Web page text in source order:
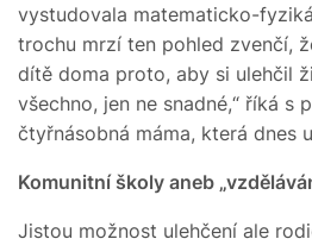
vystudovala matematicko-
trochu mrzí ten pohled zvenčí,
dítě doma proto, aby si ulehčil
všechno, jen ne snadné,“ říká s
čtyřnásobná máma, která dnes
Komunitní školy aneb
Jistou možnost ulehčení ale